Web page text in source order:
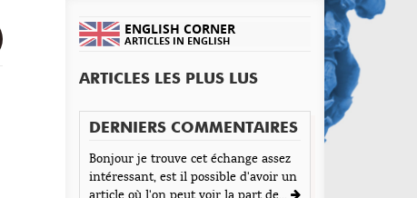
Laisser une réponse
champs obligatoires sont indiqués avec *
Jet d'Encre vous prie d'inscrire vos commentaires dans
Yann K.
Envoyé le 11 mars 2013
Excellent, vraiment, un plaisir de te lire! Vivement la
suite. Et bonne chance pour ton stage!
ENGLISH CORNER
ARTICLES IN ENGLISH
ARTICLES LES PLUS LUS
DERNIERS COMMENTAIRES
Bonjour je trouve cet échange assez
intéressant, est il possible d'avoir un